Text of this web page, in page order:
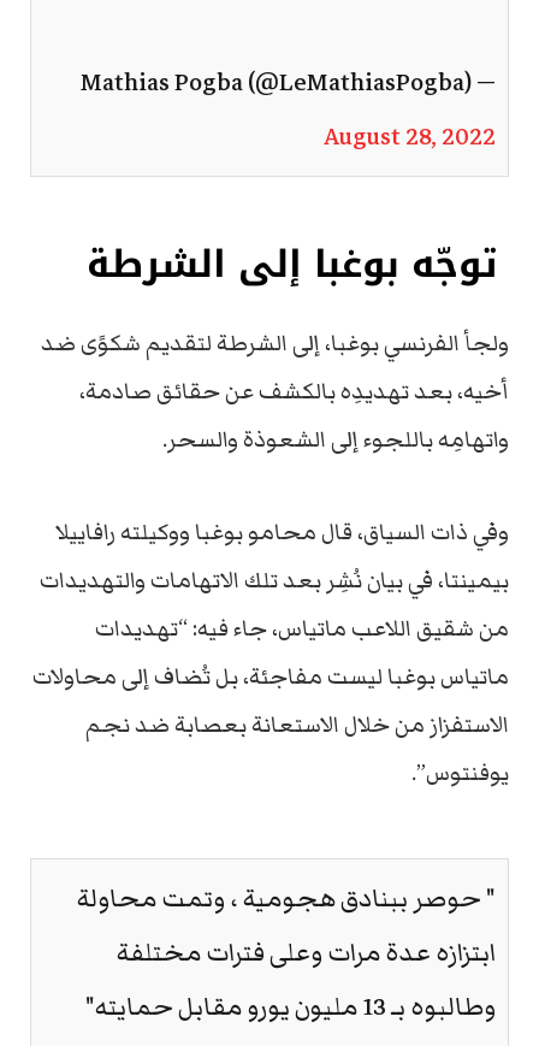
— Mathias Pogba (@LeMathiasPogba)
August 28, 2022
توجّه بوغبا إلى الشرطة
ولجأ الفرنسي بوغبا، إلى الشرطة لتقديم شكوًى ضد
أخيه، بعد تهديدِه بالكشف عن حقائق صادمة،
واتهامِه باللجوء إلى الشعوذة والسحر.
وفي ذات السياق، قال محامو بوغبا ووكيلته رافاييلا
بيمينتا، في بيان نُشِر بعد تلك الاتهامات والتهديدات
من شقيق اللاعب ماتياس، جاء فيه: “تهديدات
ماتياس بوغبا ليست مفاجئة، بل تُضاف إلى محاولات
الاستفزاز من خلال الاستعانة بعصابة ضد نجم
يوفنتوس”.
" حوصر ببنادق هجومية ، وتمت محاولة
ابتزازه عدة مرات وعلى فترات مختلفة
وطالبوه بـ 13 مليون يورو مقابل حمايته"